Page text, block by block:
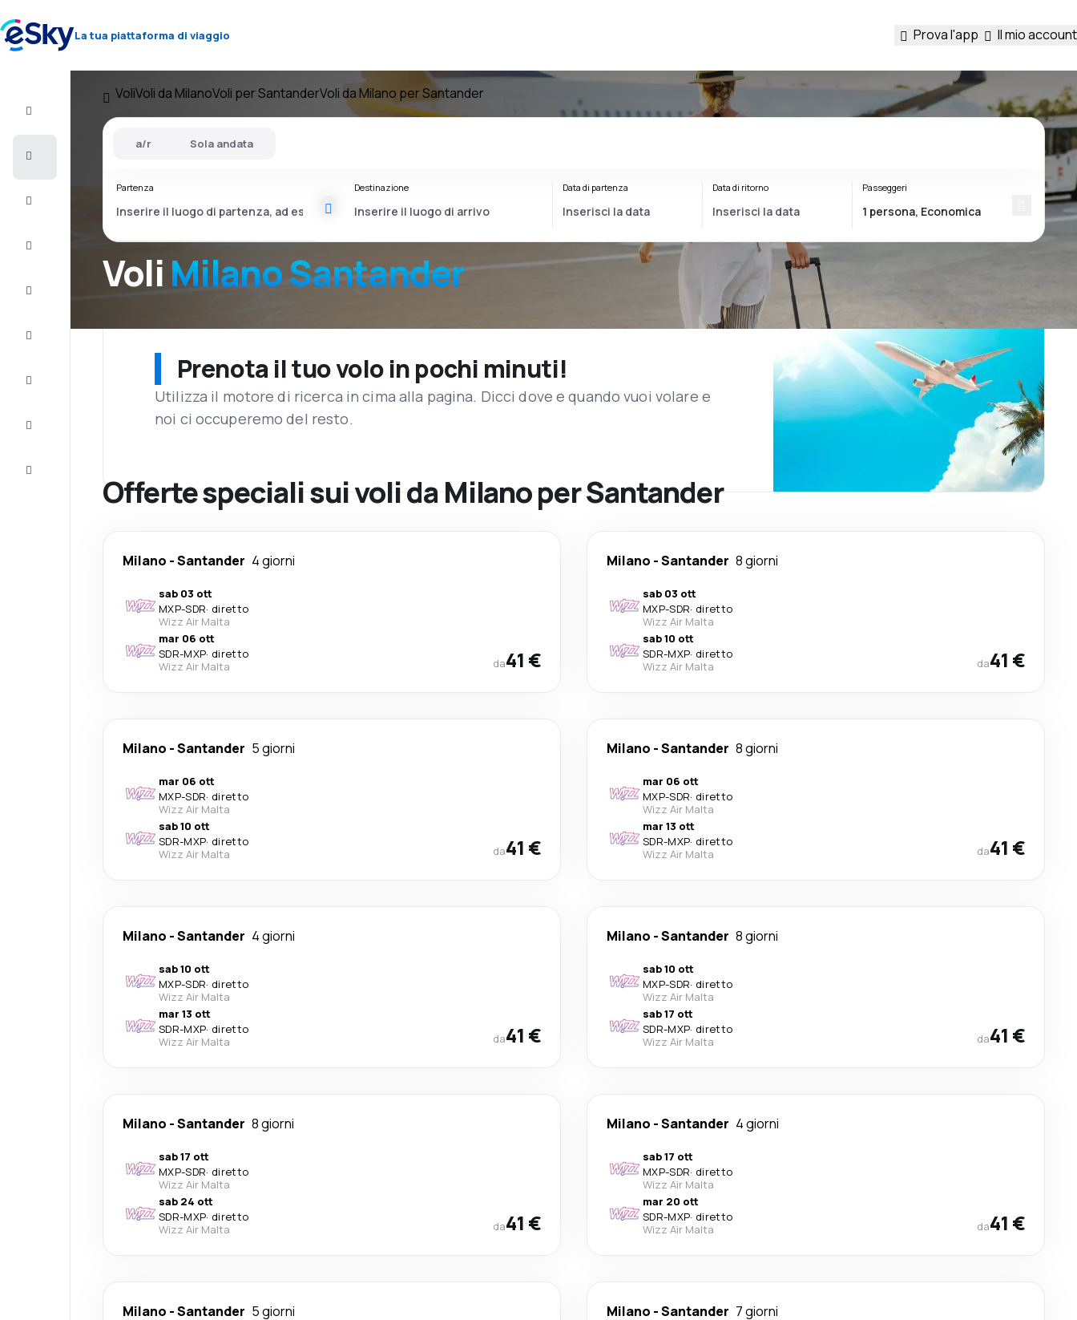
La tua piattaforma di viaggio Prova l'app Il mio account
VoliVoli da MilanoVoli per SantanderVoli da Milano per Santander
Voli Milano Santander
a/r Sola andata
Partenza Destinazione Data di partenza Data di ritorno Passeggeri
Prenota il tuo volo in pochi minuti!
Utilizza il motore di ricerca in cima alla pagina. Dicci dove e quando vuoi volare e
noi ci occuperemo del resto.
Offerte speciali sui voli da Milano per Santander
Milano -Santander 4 giorni
sab 03 ott
MXP-SDR· diretto
Wizz Air Malta
mar 06 ott
SDR-MXP· diretto
Wizz Air Malta
da41 €
Milano -Santander 8 giorni
sab 03 ott
MXP-SDR· diretto
Wizz Air Malta
sab 10 ott
SDR-MXP· diretto
Wizz Air Malta
da41 €
Milano -Santander 5 giorni
mar 06 ott
MXP-SDR· diretto
Wizz Air Malta
sab 10 ott
SDR-MXP· diretto
Wizz Air Malta
da41 €
Milano -Santander 8 giorni
mar 06 ott
MXP-SDR· diretto
Wizz Air Malta
mar 13 ott
SDR-MXP· diretto
Wizz Air Malta
da41 €
Milano -Santander 4 giorni
sab 10 ott
MXP-SDR· diretto
Wizz Air Malta
mar 13 ott
SDR-MXP· diretto
Wizz Air Malta
da41 €
Milano -Santander 8 giorni
sab 10 ott
MXP-SDR· diretto
Wizz Air Malta
sab 17 ott
SDR-MXP· diretto
Wizz Air Malta
da41 €
Milano -Santander 8 giorni
sab 17 ott
MXP-SDR· diretto
Wizz Air Malta
sab 24 ott
SDR-MXP· diretto
Wizz Air Malta
da41 €
Milano -Santander 4 giorni
sab 17 ott
MXP-SDR· diretto
Wizz Air Malta
mar 20 ott
SDR-MXP· diretto
Wizz Air Malta
da41 €
Milano -Santander 5 giorni Milano -Santander 7 giorni